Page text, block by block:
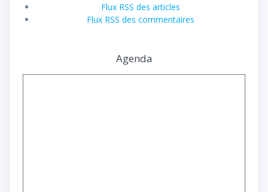
Flux RSS des articles
Flux RSS des commentaires
Agenda